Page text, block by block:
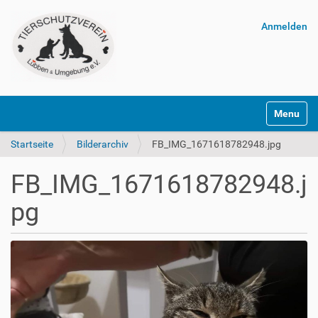
Anmelden
Startseite Bilderarchiv FB_IMG_1671618782948.jpg
FB_IMG_1671618782948.j
pg